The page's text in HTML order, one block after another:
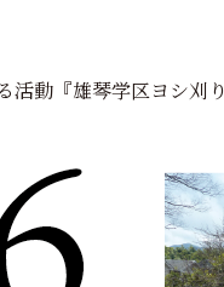
活動『雄琴学区ヨシ